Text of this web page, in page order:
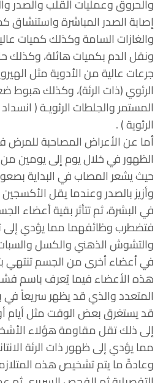
والحروق وعمليات القلب والصدر
إصابة الصدر المباشرة واستنشاق
والغازات السامة وكذلك كميات
ونقل الدم بكميات هائلة، وكذلك
جرعات عالية من الأدوية مثل
الرئوي (ذات الرئة)، وكذلك هبوط
المستمر والجلطات الرئويـة (
الرئوية ) .
أما عن الأعراض المصاحبة للمرض
الظهور في خلال يوم إلى يومين من
حيث يشعر المصاب في البداية
وأزيز بالصدر وعندما يقل
في البشرة، ثم تتأثر بقية أعضاء
فتضطرب وظائفهما مما يؤدي إلى
والتشوش الذهني والكسل
في أعضاء أخرى من الجسم
هذه الأعضاء فيما يُعرف باسم
المتعدد والذي قد يظهر سريعاً في
قد يستغرق بعض الوقت مثل أيام أو
إلى ذلك تقل مقاومة هؤلاء
مما يؤدي إلى ظهور ذات الرئة
وعادةً ما يتم تشخيص هذه